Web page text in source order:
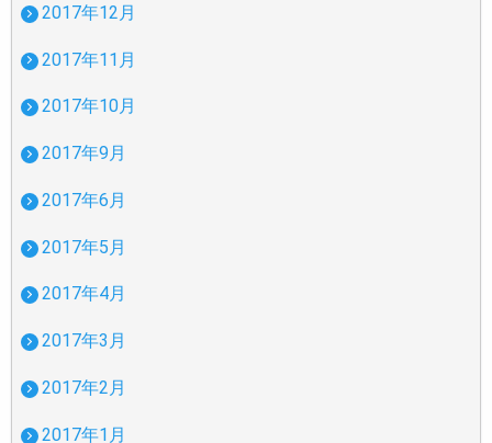
2017年12月
2017年11月
2017年10月
2017年9月
2017年6月
2017年5月
2017年4月
2017年3月
2017年2月
2017年1月